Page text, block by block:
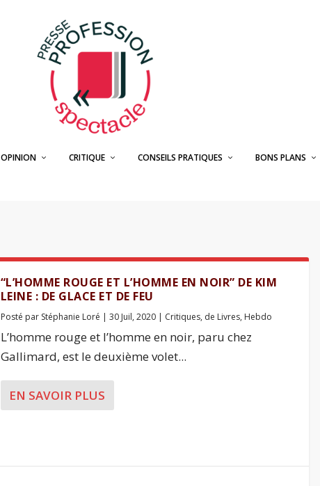
OPINION CRITIQUE CONSEILS PRATIQUES BONS PLANS
“L’HOMME ROUGE ET L’HOMME EN NOIR” DE KIM
LEINE : DE GLACE ET DE FEU
Posté par Stéphanie Loré | 30 Juil, 2020| Critiques, de Livres, Hebdo
L’homme rouge et l’homme en noir, paru chez
Gallimard, est le deuxième volet...
EN SAVOIR PLUS